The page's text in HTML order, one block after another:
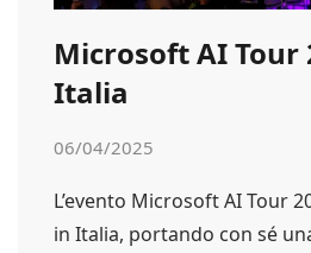
Microsoft AI Tour
Italia
06/04/2025
L’evento Microsoft AI Tour
in Italia, portando con sé